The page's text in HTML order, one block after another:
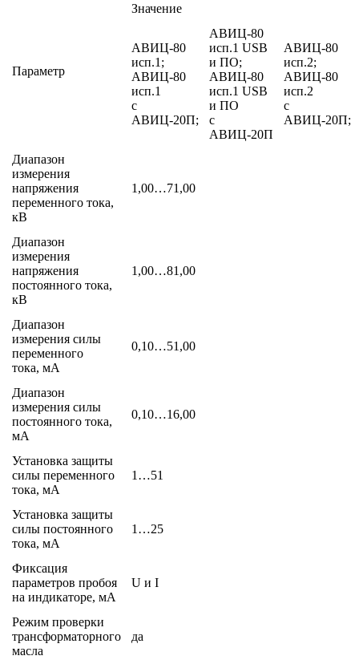
Параметр
Значение
АВИЦ-80
исп.1;
АВИЦ-80
исп.1
c
АВИЦ-20П;
АВИЦ-80
исп.1 USB
и ПО;
АВИЦ-80
исп.1 USB
и ПО
c
АВИЦ-20П
АВИЦ-80
исп.2;
АВИЦ-80
исп.2
c
АВИЦ-20П;
Диапазон
измерения
напряжения
переменного тока,
кВ
1,00…71,00
Диапазон
измерения
напряжения
постоянного тока,
кВ
1,00…81,00
Диапазон
измерения силы
переменного
тока, мА
0,10…51,00
Диапазон
измерения силы
постоянного тока,
мА
0,10…16,00
Установка защиты
силы переменного
тока, мА
1…51
Установка защиты
силы постоянного
тока, мА
1…25
Фиксация
параметров пробоя
на индикаторе, мА
U и I
Режим проверки
трансформаторного
масла
да